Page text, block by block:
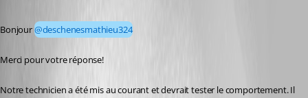
Bonjour @deschenesmathieu324
Merci pour votre réponse!
Notre technicien a été mis au courant et devrait tester le comportement. Il